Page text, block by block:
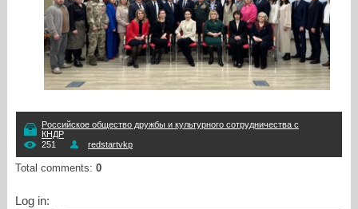
Российское общество дружбы и культурного сотрудничества с
КНДР
251
redstartvkp
Total comments: 0
Log in: